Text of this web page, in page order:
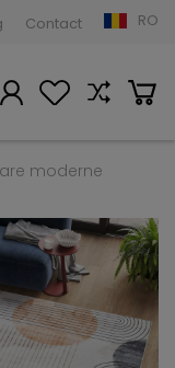
Contact RO
moderne